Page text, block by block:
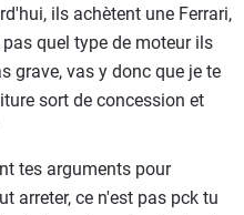
ils achètent une Ferrari,
quel type de moteur ils
grave, vas y donc que je te
sort de concession et
tes arguments pour
arreter, ce n'est pas pck tu